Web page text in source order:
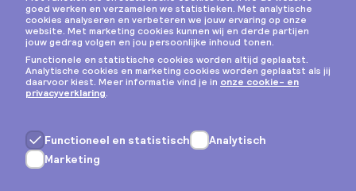
Privacy & cookies
Algemene voorwaarden